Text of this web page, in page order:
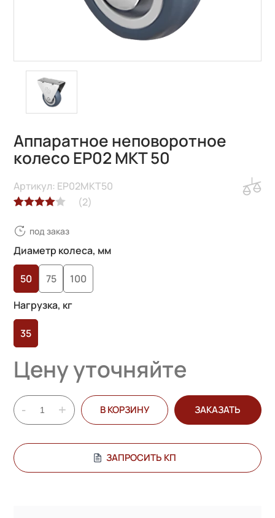
Аппаратное неповоротное
колесо EP02 MKT 50
4.00из 5
на основе
опроса
пользователей
(2)
Артикул: EP02MKT50
под заказ
Диаметр колеса, мм
50 75
100
Нагрузка, кг
35
Цену уточняйте
- + В КОРЗИНУ ЗАКАЗАТЬ
ЗАПРОСИТЬ КП